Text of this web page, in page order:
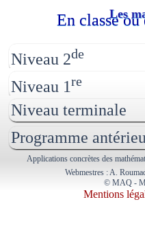
Les
En classe
Niveau 2de
Niveau 1re
Niveau terminale
Programme
Applications concrètes des
Webmestres : A.
© MAQ -
Mentions